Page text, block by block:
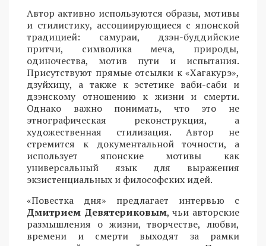
Автор активно используются образы, мотивы
и стилистику, ассоциирующиеся с японской
традицией: самураи, дзэн-буддийские
притчи, символика меча, природы,
одиночества, мотив пути и испытания.
Присутствуют прямые отсылки к «Хагакурэ»,
дзуйхицу, а также к эстетике ваби-саби и
дзэнскому отношению к жизни и смерти.
Однако важно понимать, что это не
этнографическая реконструкция, а
художественная стилизация. Автор не
стремится к документальной точности, а
использует японские мотивы как
универсальный язык для выражения
экзистенциальных и философских идей.
«Повестка дня» предлагает интервью с
Дмитрием Девятериковым, чьи авторские
размышления о жизни, творчестве, любви,
времени и смерти выходят за рамки